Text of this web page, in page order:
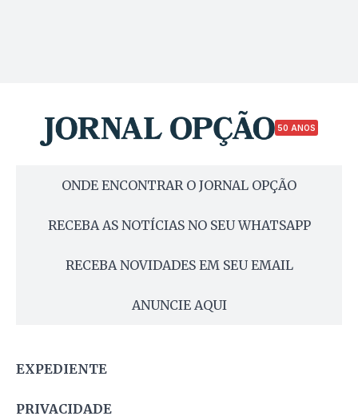
50 ANOS
ONDE ENCONTRAR O JORNAL OPÇÃO
RECEBA AS NOTÍCIAS NO SEU WHATSAPP
RECEBA NOVIDADES EM SEU EMAIL
ANUNCIE AQUI
EXPEDIENTE
PRIVACIDADE